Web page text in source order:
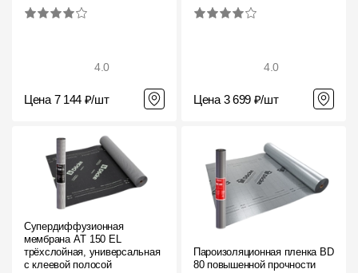
4.0
Цена 7 144 ₽/шт
4.0
Цена 3 699 ₽/шт
Супердиффузионная
мембрана АT 150 EL
трёхслойная, универсальная
с клеевой полосой
Пароизоляционная пленка BD
80 повышенной прочности